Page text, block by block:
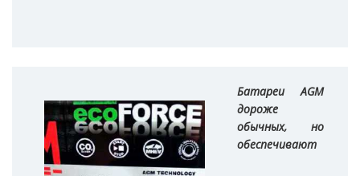
Батареи AGM
дороже
обычных, но
обеспечивают